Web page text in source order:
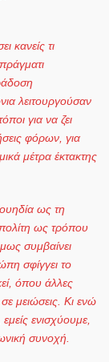
κανείς τι
λειτουργούσαν
για να ζει
φόρων, για
μέτρα έκτακτης
ως τη
ως τρόπου
συμβαίνει
σφίγγει το
όπου άλλες
μειώσεις. Κι ενώ
ενισχύουμε,
συνοχή.